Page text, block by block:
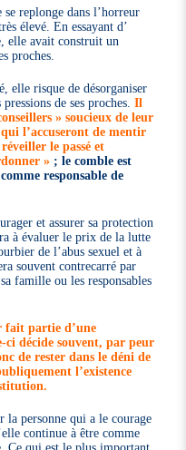
se replonge dans l’horreur
élevé. En essayant d’
elle avait construit un
proches.
elle risque de désorganiser
de ses proches.Il
» soucieux de leur
l’accuseront de mentir
le passé et
» ; le comble est
responsable de
et assurer sa protection
à évaluer le prix de la lutte
de l’abus sexuel et à
souvent contrecarré par
famille ou les responsables
fait partie d’une
décide souvent, par peur
de rester dans le déni de
l’existence
la personne qui a le courage
continue à être comme